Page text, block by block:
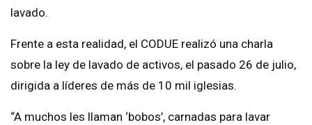
lavado.
Frente a esta realidad, el CODUE realizó una charla
sobre la ley de lavado de activos, el pasado 26 de julio,
dirigida a líderes de más de 10 mil iglesias.
“A muchos les llaman ‘bobos’, carnadas para lavar